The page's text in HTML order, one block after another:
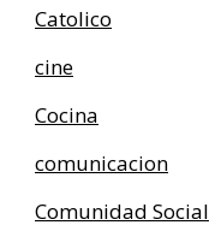
Catolico
cine
Cocina
comunicacion
Comunidad Social